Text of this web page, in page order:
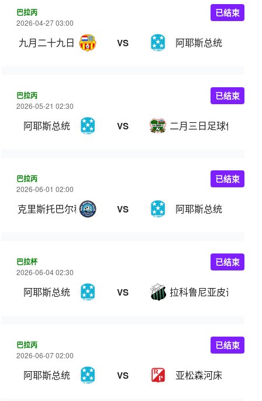
巴拉丙
2026-04-27 03:00
九月二十九日 VS 阿耶斯总统
已结束
巴拉丙
2026-05-21 02:30
阿耶斯总统 VS 二月三日足球俱乐部
已结束
巴拉丙
2026-06-01 02:00
克里斯托巴尔科隆JAS VS 阿耶斯总统
已结束
巴拉杯
2026-06-04 02:30
阿耶斯总统 VS 拉科鲁尼亚皮诺萨
已结束
巴拉丙
2026-06-07 02:00
阿耶斯总统 VS 亚松森河床
已结束